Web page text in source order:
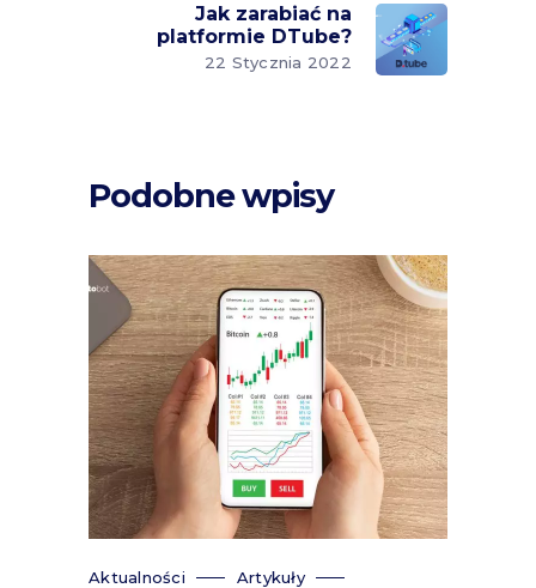
Jak zarabiać na
platformie DTube?
22 Stycznia 2022
Podobne wpisy
Aktualności
Artykuły